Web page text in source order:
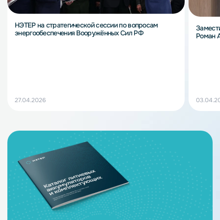
НЭТЕР на стратегической сессии по вопросам
энергообеспечения Вооружённых Сил РФ
27.04.2026
Роман